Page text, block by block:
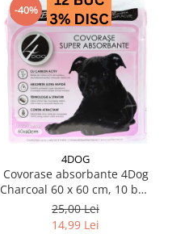
-40%
4DOG
Covorase absorbante 4Dog
Charcoal 60 x 60 cm, 10 buc
/ pachet
25,00 Lei
14,99 Lei